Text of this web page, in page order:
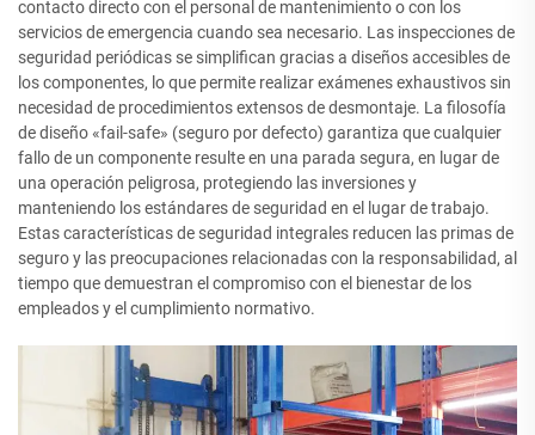
contacto directo con el personal de mantenimiento o con los
servicios de emergencia cuando sea necesario. Las inspecciones de
seguridad periódicas se simplifican gracias a diseños accesibles de
los componentes, lo que permite realizar exámenes exhaustivos sin
necesidad de procedimientos extensos de desmontaje. La filosofía
de diseño «fail-safe» (seguro por defecto) garantiza que cualquier
fallo de un componente resulte en una parada segura, en lugar de
una operación peligrosa, protegiendo las inversiones y
manteniendo los estándares de seguridad en el lugar de trabajo.
Estas características de seguridad integrales reducen las primas de
seguro y las preocupaciones relacionadas con la responsabilidad, al
tiempo que demuestran el compromiso con el bienestar de los
empleados y el cumplimiento normativo.